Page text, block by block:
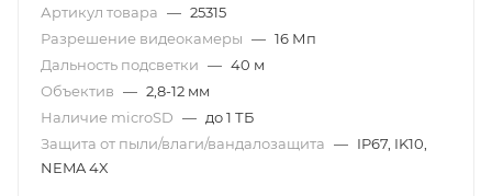
Артикул товара — 25315
Разрешение видеокамеры — 16 Мп
Дальность подсветки — 40 м
Объектив — 2,8-12 мм
Наличие microSD — до 1 ТБ
Защита от пыли/влаги/вандалозащита — IP67, IK10,
NEMA 4X